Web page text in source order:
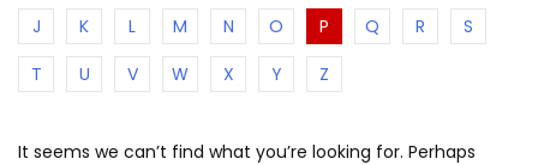
J
K L M N O P Q R
S
T
U V W X Y Z
It seems we can’t find what you’re looking for. Perhaps